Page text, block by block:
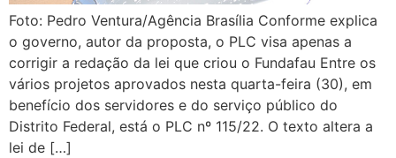
Foto: Pedro Ventura/Agência Brasília Conforme explica
o governo, autor da proposta, o PLC visa apenas a
corrigir a redação da lei que criou o Fundafau Entre os
vários projetos aprovados nesta quarta-feira (30), em
benefício dos servidores e do serviço público do
Distrito Federal, está o PLC nº 115/22. O texto altera a
lei de […]